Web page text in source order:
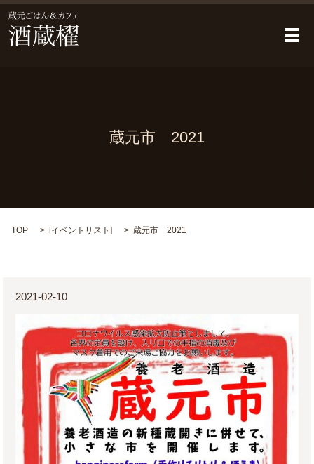
メ
蔵元市 2021
TOP [イベントリスト] 蔵元市 2021
2021-02-10